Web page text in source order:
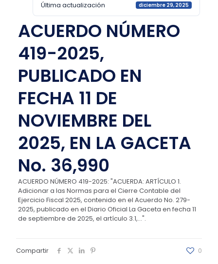
Última actualización diciembre 29, 2025
ACUERDO NÚMERO
419-2025,
PUBLICADO EN
FECHA 11 DE
NOVIEMBRE DEL
2025, EN LA GACETA
No. 36,990
ACUERDO NÚMERO 419-2025: "ACUERDA: ARTÍCULO 1.
Adicionar a las Normas para el Cierre Contable del
Ejercicio Fiscal 2025, contenido en el Acuerdo No. 279-
2025, publicado en el Diario Oficial La Gaceta en fecha 11
de septiembre de 2025, el artículo 3.1,...".
Compartir 0